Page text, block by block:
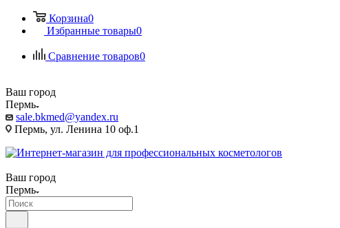
Корзина0
Избранные товары0
Сравнение товаров0
Ваш город
Пермь
sale.bkmed@yandex.ru
Пермь, ул. Ленина 10 оф.1
Ваш город
Пермь